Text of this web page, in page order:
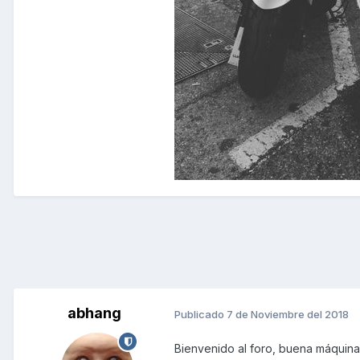
abhang Publicado 7 de Noviembre del 2018
Bienvenido al foro, buena